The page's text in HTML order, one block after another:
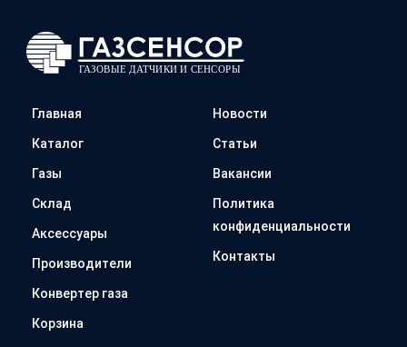
Главная
Каталог
Газы
Склад
Аксессуары
Производители
Конвертер газа
Корзина
Новости
Статьи
Вакансии
Политика
конфиденциальности
Контакты